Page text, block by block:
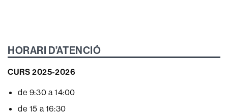
HORARI D’ATENCIÓ
CURS 2025-2026
de 9:30 a 14:00
de 15 a 16:30